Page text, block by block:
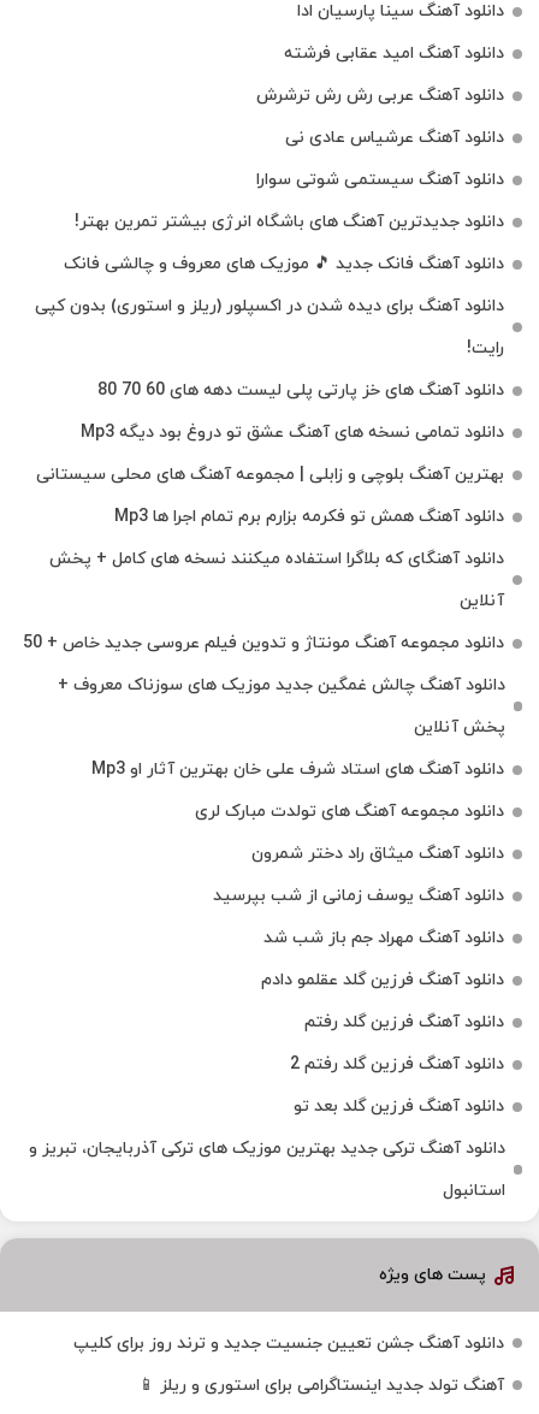
دانلود آهنگ سینا پارسیان ادا
دانلود آهنگ امید عقابی فرشته
دانلود آهنگ عربی رش رش ترشرش
دانلود آهنگ عرشیاس عادی نی
دانلود آهنگ سیستمی شوتی سوارا
دانلود جدیدترین آهنگ‌ های باشگاه انرژی بیشتر تمرین بهتر!
دانلود آهنگ فانک جدید 🎵 موزیک‌ های معروف و چالشی فانک
دانلود آهنگ برای دیده شدن در اکسپلور (ریلز و استوری) بدون کپی
رایت!
دانلود آهنگ های خز پارتی پلی لیست دهه های 60 70 80
دانلود تمامی نسخه های آهنگ عشق تو دروغ بود دیگه Mp3
بهترین آهنگ بلوچی و زابلی | مجموعه آهنگ‌ های محلی سیستانی
دانلود آهنگ همش تو فکرمه بزارم برم تمام اجرا ها Mp3
دانلود آهنگای که بلاگرا استفاده میکنند نسخه های کامل + پخش
آنلاین
دانلود مجموعه آهنگ مونتاژ و تدوین فیلم عروسی جدید خاص + 50
دانلود آهنگ چالش غمگین جدید موزیک های سوزناک معروف +
پخش آنلاین
دانلود آهنگ های استاد شرف علی خان بهترین آثار او Mp3
دانلود مجموعه آهنگ های تولدت مبارک لری
دانلود آهنگ میثاق راد دختر شمرون
دانلود آهنگ یوسف زمانی از شب بپرسید
دانلود آهنگ مهراد جم باز شب شد
دانلود آهنگ فرزین گلد عقلمو دادم
دانلود آهنگ فرزین گلد رفتم
دانلود آهنگ فرزین گلد رفتم 2
دانلود آهنگ فرزین گلد بعد تو
دانلود آهنگ ترکی جدید بهترین موزیک‌ های ترکی آذربایجان، تبریز و
استانبول
پست های ویژه
دانلود آهنگ جشن تعیین جنسیت جدید و ترند روز برای کلیپ
آهنگ تولد جدید اینستاگرامی برای استوری و ریلز 📱